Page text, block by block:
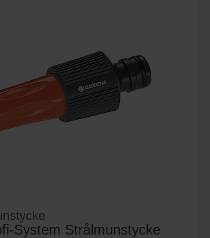
System Strålmunstycke